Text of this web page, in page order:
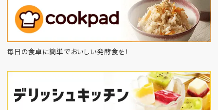
毎日の食卓に簡単でおいしい発酵食を！